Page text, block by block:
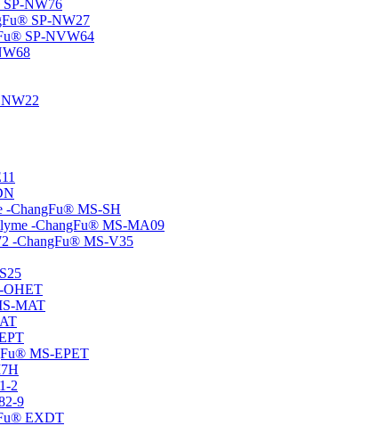
SP-NW76
SP-NW27
SP-NVW64
-ChangFu® MS-SH
-ChangFu® MS-MA09
-ChangFu® MS-V35
OHET
MAT
MS-EPET
2
9
EXDT